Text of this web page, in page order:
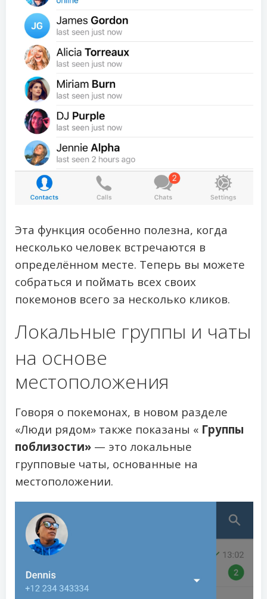
Эта функция особенно полезна, когда
несколько человек встречаются в
определённом месте. Теперь вы можете
собраться и поймать всех своих
покемонов всего за несколько кликов.
Локальные группы и чаты
на основе
местоположения
Говоря о покемонах, в новом разделе
«Люди рядом» также показаны « Группы
поблизости» — это локальные
групповые чаты, основанные на
местоположении.